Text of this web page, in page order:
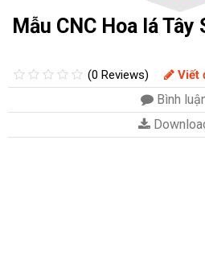
Mẫu CNC Hoa lá Tây
(0 Reviews) Viết
Bình